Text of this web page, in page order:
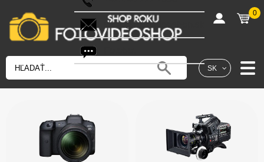
SK
shop@fotovideoshop.sk
0